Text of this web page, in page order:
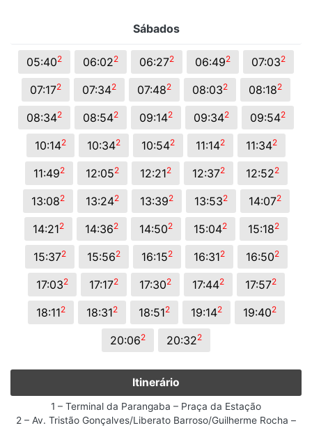
Sábados
05:402 06:022 06:272 06:492 07:032
07:172 07:342 07:482 08:032 08:182
08:342 08:542 09:142 09:342 09:542
10:142 10:342 10:542 11:142 11:342
11:492 12:052 12:212 12:372 12:522
13:082 13:242 13:392 13:532 14:072
14:212 14:362 14:502 15:042 15:182
15:372 15:562 16:152 16:312 16:502
17:032 17:172 17:302 17:442 17:572
18:112 18:312 18:512 19:142 19:402
20:062 20:322
Itinerário
1 – Terminal da Parangaba – Praça da Estação
2 – Av. Tristão Gonçalves/Liberato Barroso/Guilherme Rocha –